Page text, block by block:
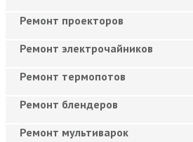
Ремонт проекторов
Ремонт электрочайников
Ремонт термопотов
Ремонт блендеров
Ремонт мультиварок